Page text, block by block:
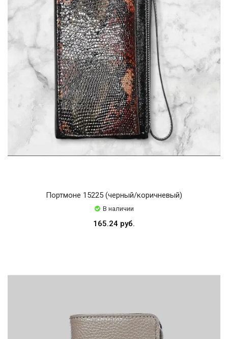
Портмоне 15225 (черный/коричневый)
В наличии
165.24 руб.